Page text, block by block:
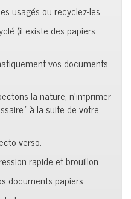
usagés ou recyclez-les.
(il existe des papiers
vos documents
la nature, n’imprimer
à la suite de votre
verso.
rapide et brouillon.
documents papiers